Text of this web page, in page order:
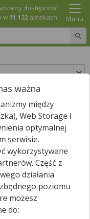
dostępność
w11 122aptekach Menu
posiadają Twój
ważna
między
Web Storage i
optymalnej
serwisie.
wykorzystywane
Część z
działania
poziomu
możesz
do: